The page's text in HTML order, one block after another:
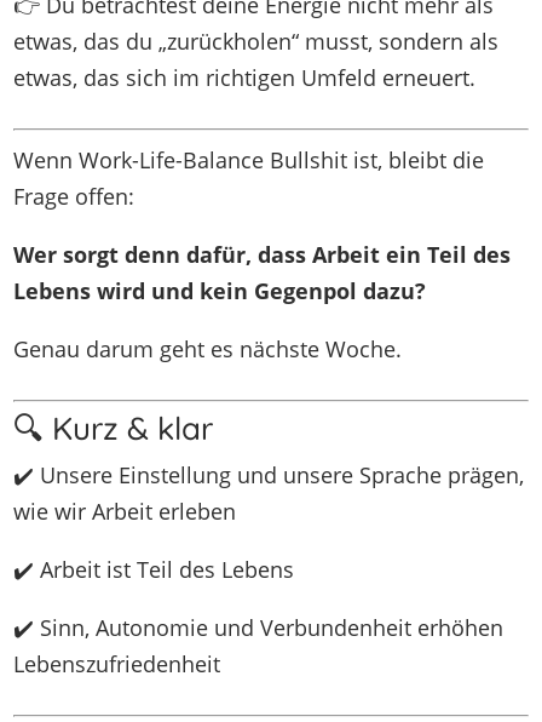
etwas, das du „zurückholen“ musst, sondern als
etwas, das sich im richtigen Umfeld erneuert.
Wenn Work-Life-Balance Bullshit ist, bleibt die
Frage offen:
Wer sorgt denn dafür, dass Arbeit ein Teil des
Lebens wird und kein Gegenpol dazu?
Genau darum geht es nächste Woche.
🔍 Kurz & klar
✔️ Unsere Einstellung und unsere Sprache prägen,
wie wir Arbeit erleben
✔️ Arbeit ist Teil des Lebens
✔️ Sinn, Autonomie und Verbundenheit erhöhen
Lebenszufriedenheit